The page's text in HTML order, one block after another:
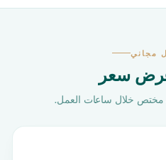
مجاني
سعر
خلال ساعات العمل.